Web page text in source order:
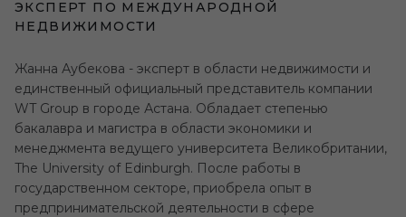
ЭКСПЕРТ ПО МЕЖДУНАРОДНОЙ
НЕДВИЖИМОСТИ
Жанна Аубекова - эксперт в области недвижимости и
единственный официальный представитель компании
WT Group в городе Астана. Обладает степенью
бакалавра и магистра в области экономики и
менеджмента ведущего университета Великобритании,
The University of Edinburgh. После работы в
государственном секторе, приобрела опыт в
предпринимательской деятельности в сфере